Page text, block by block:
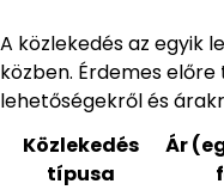
A közlekedés az egyik
közben. Érdemes
lehetőségekről és
Közlekedés
típusa
Ár